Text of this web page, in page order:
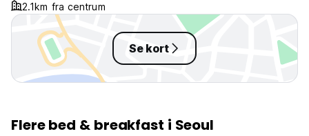
2.1km fra centrum
Se kort
Flere bed & breakfast i Seoul